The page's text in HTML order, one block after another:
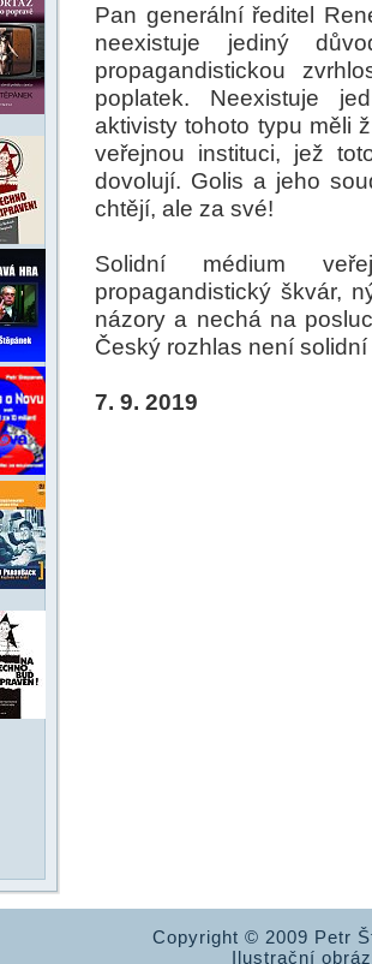
Pan generální ředitel
neexistuje jediný
propagandistickou
poplatek. Neexistuje
aktivisty tohoto typu měli
veřejnou instituci, jež
dovolují. Golis a jeho
chtějí, ale za své!
Solidní médium
propagandistický škvár,
názory a nechá na
Český rozhlas není
7. 9. 2019
Copyright © 2009 Petr
Ilustrační